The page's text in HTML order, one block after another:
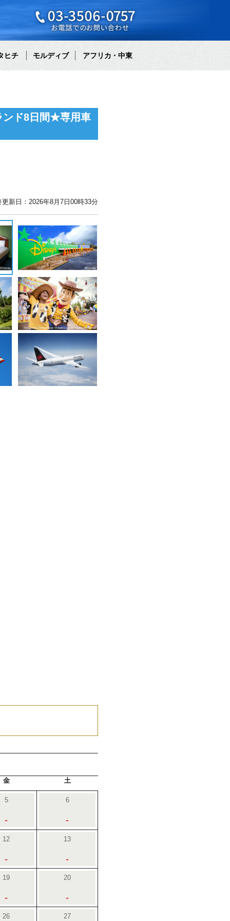
ヒチ モルディブ アフリカ・中東
ンド8日間★専用車
更新日：2026年8月7日00時33分
金 土
5
-
6
-
12
-
13
-
19
-
20
-
26 27